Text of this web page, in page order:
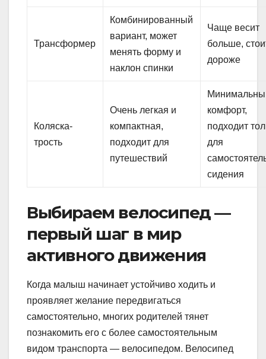
Трансформер
Комбинированный
вариант, может
менять форму и
наклон спинки
Чаще весит
больше,
дороже
Коляска-
трость
Очень легкая и
компактная,
подходит для
путешествий
комфорт,
подходит
для
сидения
Выбираем велосипед —
первый шаг в мир
активного движения
Когда малыш начинает устойчиво ходить и
проявляет желание передвигаться
самостоятельно, многих родителей тянет
познакомить его с более самостоятельным
видом транспорта — велосипедом. Велосипед